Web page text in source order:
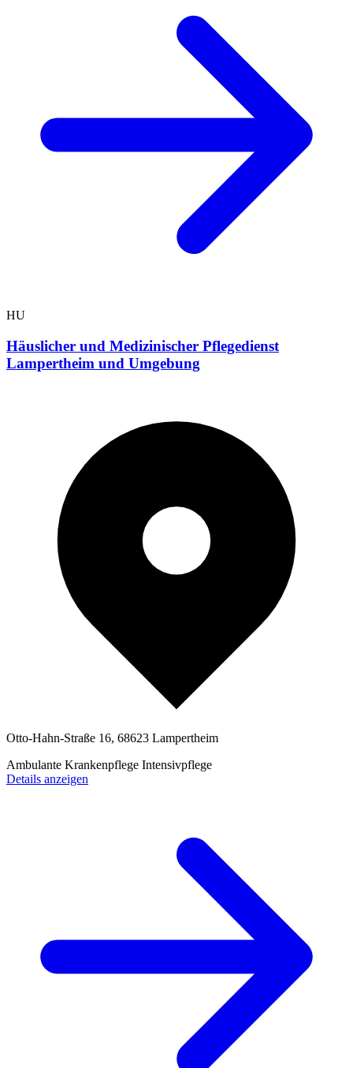
HU
Häuslicher und Medizinischer Pflegedienst
Lampertheim und Umgebung
Otto-Hahn-Straße 16, 68623 Lampertheim
Ambulante Krankenpflege Intensivpflege
Details anzeigen